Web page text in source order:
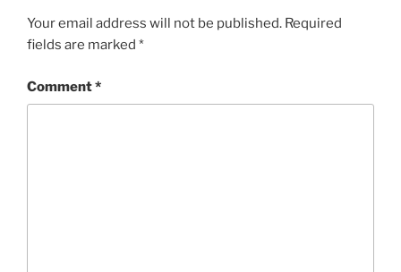
Your email address will not be published. Required
fields are marked *
Comment*